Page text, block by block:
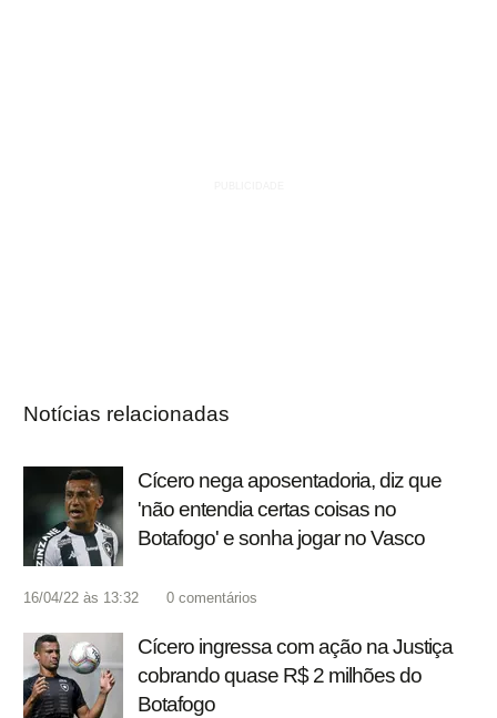
Notícias relacionadas
Cícero nega aposentadoria, diz que
'não entendia certas coisas no
Botafogo' e sonha jogar no Vasco
16/04/22 às 13:32 0 comentários
Cícero ingressa com ação na Justiça
cobrando quase R$ 2 milhões do
Botafogo